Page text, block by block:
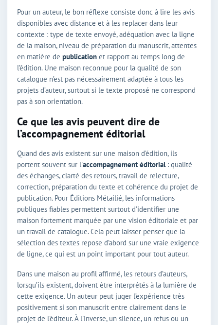
Pour un auteur, le bon réflexe consiste donc à lire les avis
disponibles avec distance et à les replacer dans leur
contexte : type de texte envoyé, adéquation avec la ligne
de la maison, niveau de préparation du manuscrit, attentes
en matière de publication et rapport au temps long de
l’édition. Une maison reconnue pour la qualité de son
catalogue n’est pas nécessairement adaptée à tous les
projets d’auteur, surtout si le texte proposé ne correspond
pas à son orientation.
Ce que les avis peuvent dire de
l’accompagnement éditorial
Quand des avis existent sur une maison d’édition, ils
portent souvent sur l’accompagnement éditorial: qualité
des échanges, clarté des retours, travail de relecture,
correction, préparation du texte et cohérence du projet de
publication. Pour Éditions Métailié, les informations
publiques fiables permettent surtout d’identifier une
maison fortement marquée par une vision éditoriale et par
un travail de catalogue. Cela peut laisser penser que la
sélection des textes repose d’abord sur une vraie exigence
de ligne, ce qui est un point important pour tout auteur.
Dans une maison au profil affirmé, les retours d’auteurs,
lorsqu’ils existent, doivent être interprétés à la lumière de
cette exigence. Un auteur peut juger l’expérience très
positivement si son manuscrit entre clairement dans le
projet de l’éditeur. À l’inverse, un silence, un refus ou un